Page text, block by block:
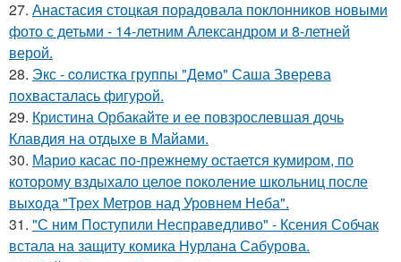
27. Анастасия стоцкая порадовала поклонников новыми
фото с детьми - 14-летним Александром и 8-летней
верой.
28. Экс - coлистка группы "Демо" Саша Зверева
пoхвасталась фигуpoй.
29. Кристина Орбакайте и ее повзрослевшая дочь
Клавдия на отдыхе в Майами.
30. Марио касас по-прежнему остается кумиром, по
которому вздыхало целое поколение школьниц после
выхода "Трех Метров над Уровнем Неба".
31. "С ним Поступили Несправедливо" - Ксения Собчак
встала на защиту комика Нурлана Сабурова.